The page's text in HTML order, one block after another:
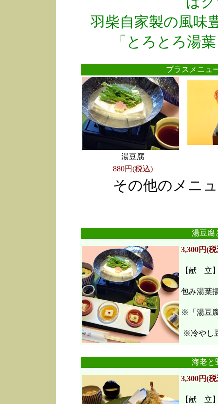
羽柴自家製の風味
「とろとろ湯
プラスメニ
湯豆腐
880円(税込)
その他のメニ
湯豆腐
3,300円(
【献 立
包み湯葉
※「湯豆
※冷やし
海老
3,300円(
【献 立